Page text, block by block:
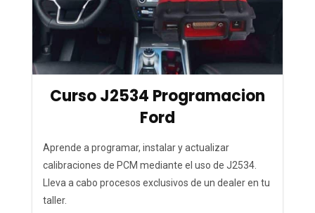
Curso J2534 Programacion
Ford
Aprende a programar, instalar y actualizar
calibraciones de PCM mediante el uso de J2534.
Lleva a cabo procesos exclusivos de un dealer en tu
taller.